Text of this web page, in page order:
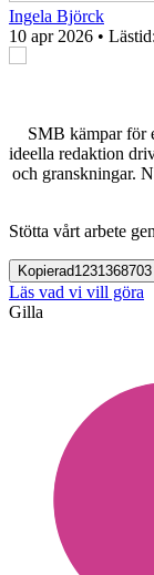
Ingela Björck
10 apr 2026 • Lästid:
SMB kämpar för
ideella redaktion
och granskningar.
Stötta vårt arbete
Kopierad1231368703
Läs vad vi vill göra
Gilla